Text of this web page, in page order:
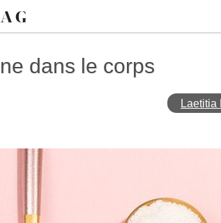
dans le corps
Laetitia